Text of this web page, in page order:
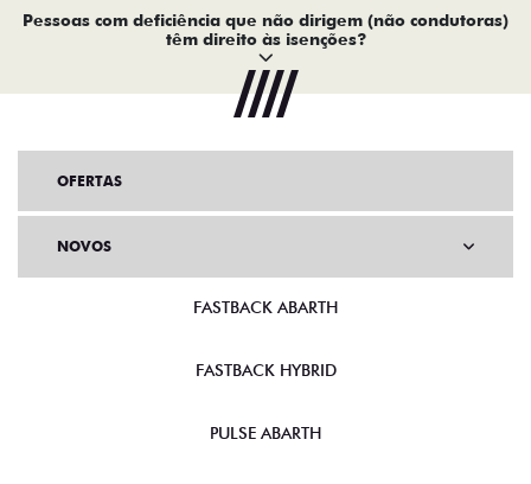
Pessoas com deficiência que não dirigem (não condutoras)
têm direito às isenções?
OFERTAS
NOVOS
FASTBACK ABARTH
FASTBACK HYBRID
PULSE ABARTH